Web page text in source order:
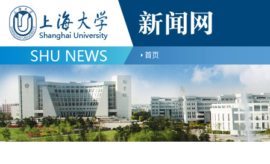
首页